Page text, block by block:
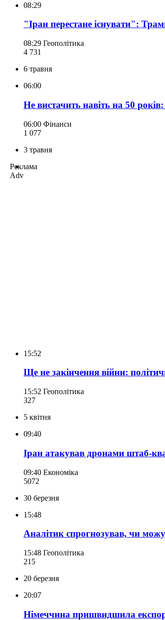
08:29
"Іран перестане існувати":
08:29 Геополітика
4 731
6 травня
06:00
Не вистачить навіть на 50
06:00 Фінанси
1 077
3 травня
Реклама
Adv
15:52
Ще не закінчення війни:
15:52 Геополітика
327
5 квітня
09:40
Іран атакував дронами штаб-
09:40 Економіка
5072
30 березня
15:48
Аналітик спрогнозував, чи
15:48 Геополітика
215
20 березня
20:07
Німеччина пришвидшила